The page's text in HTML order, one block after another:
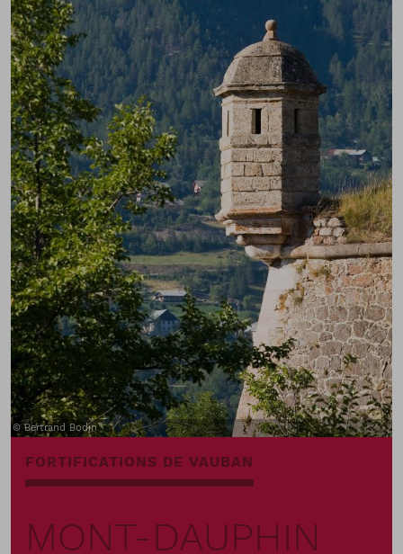
Bertrand Bodin
FORTIFICATIONS DE VAUBAN
MONT-DAUPHIN